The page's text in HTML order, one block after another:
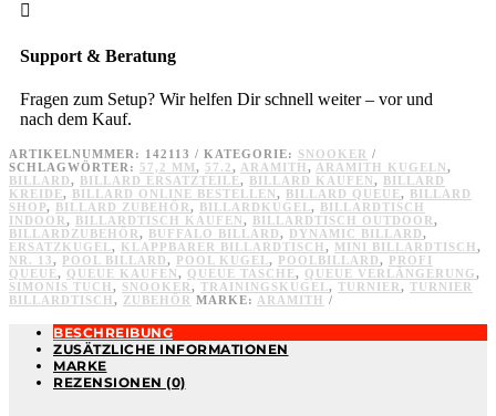

Support & Beratung
Fragen zum Setup? Wir helfen Dir schnell weiter – vor und
nach dem Kauf.
ARTIKELNUMMER: 142113 KATEGORIE: SNOOKER
SCHLAGWÖRTER: 57,2 MM, 57.2, ARAMITH, ARAMITH KUGELN,
BILLARD, BILLARD ERSATZTEILE, BILLARD KAUFEN, BILLARD
KREIDE, BILLARD ONLINE BESTELLEN, BILLARD QUEUE, BILLARD
SHOP, BILLARD ZUBEHÖR, BILLARDKUGEL, BILLARDTISCH
INDOOR, BILLARDTISCH KAUFEN, BILLARDTISCH OUTDOOR,
BILLARDZUBEHÖR, BUFFALO BILLARD, DYNAMIC BILLARD,
ERSATZKUGEL, KLAPPBARER BILLARDTISCH, MINI BILLARDTISCH,
NR. 13, POOL BILLARD, POOL KUGEL, POOLBILLARD, PROFI
QUEUE, QUEUE KAUFEN, QUEUE TASCHE, QUEUE VERLÄNGERUNG,
SIMONIS TUCH, SNOOKER, TRAININGSKUGEL, TURNIER, TURNIER
BILLARDTISCH, ZUBEHÖR MARKE: ARAMITH
BESCHREIBUNG
ZUSÄTZLICHE INFORMATIONEN
MARKE
REZENSIONEN (0)